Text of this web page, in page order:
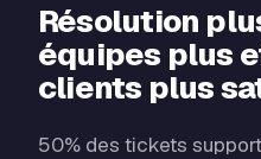
Résolution
équipes plus
clients plus
50% des tickets